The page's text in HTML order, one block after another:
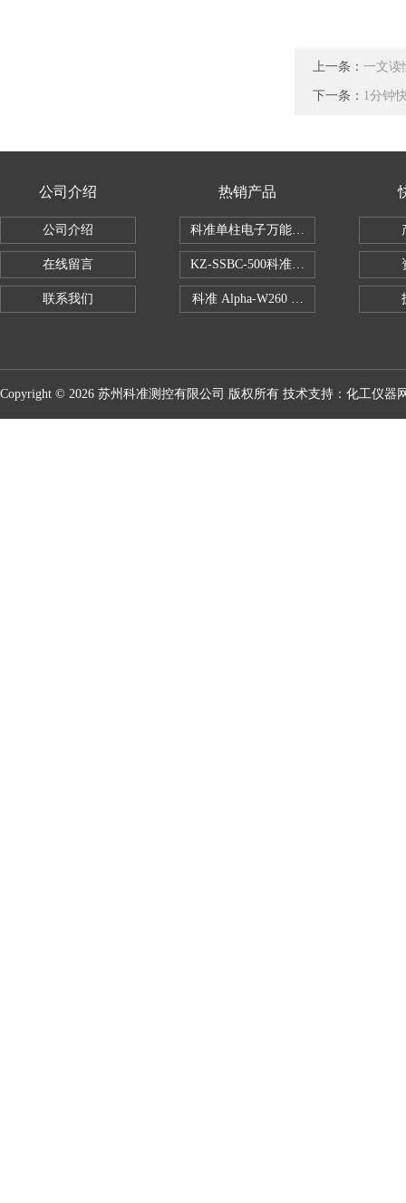
上一条： 一文读
下一条： 1分钟
公司介绍
公司介绍
在线留言
联系我们
热销产品
科准单柱电子万能拉力机KZ-SSBC-500
KZ-SSBC-500科准单柱电子万能试验
科准 Alpha-W260 半导体全自动推拉
Copyright © 2026 苏州科准测控有限公司 版权所有 技术支持： 化工仪器